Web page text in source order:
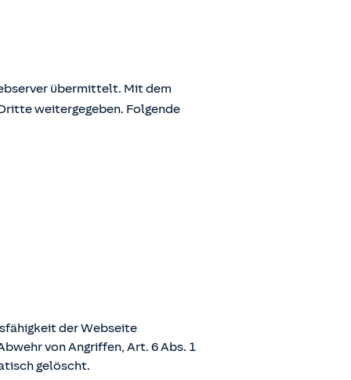
übermittelt. Mit dem
weitergegeben. Folgende
der Webseite
von Angriffen, Art. 6 Abs. 1
gelöscht.